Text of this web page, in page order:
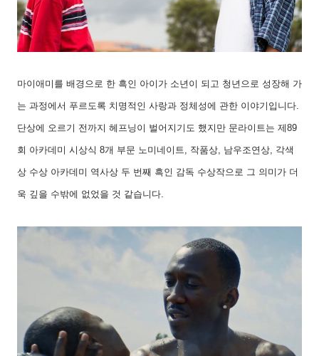
마이애미를 배경으로 한 흑인 아이가 소년이 되고 청년으로 성장해 가
는 과정에서 푸르도록 치명적인 사랑과 정체성에 관한 이야기입니다.
단상에 오르기 전까지 헤프닝이 벌어지기도 했지만 문라이트는 제89
회 아카데미 시상식 8개 부문 노미네이트, 작품상, 남우조연상, 각색
상 수상 아카데미 역사상 두 번째 흑인 감독 수상작으로 그 의미가 더
욱 깊을 수밖에 없었을 것 같습니다.